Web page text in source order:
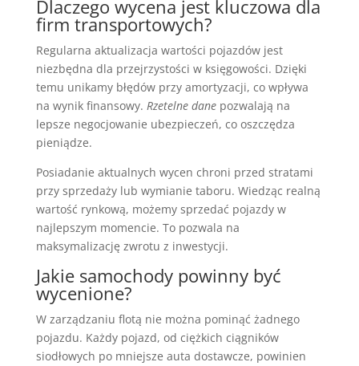
Dlaczego wycena jest kluczowa dla
firm transportowych?
Regularna aktualizacja wartości pojazdów jest
niezbędna dla przejrzystości w księgowości. Dzięki
temu unikamy błędów przy amortyzacji, co wpływa
na wynik finansowy. Rzetelne danepozwalają na
lepsze negocjowanie ubezpieczeń, co oszczędza
pieniądze.
Posiadanie aktualnych wycen chroni przed stratami
przy sprzedaży lub wymianie taboru. Wiedząc realną
wartość rynkową, możemy sprzedać pojazdy w
najlepszym momencie. To pozwala na
maksymalizację zwrotu z inwestycji.
Jakie samochody powinny być
wycenione?
W zarządzaniu flotą nie można pominąć żadnego
pojazdu. Każdy pojazd, od ciężkich ciągników
siodłowych po mniejsze auta dostawcze, powinien